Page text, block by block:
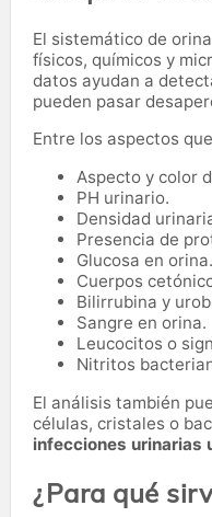
El sistemático de
físicos, químicos y
datos ayudan a
pueden pasar
Entre los aspectos
Aspecto y color
PH urinario.
Densidad
Presencia de
Glucosa en orina.
Cuerpos
Bilirrubina y
Sangre en orina.
Leucocitos o
Nitritos
El análisis también
células, cristales o
infecciones urinarias
¿Para qué